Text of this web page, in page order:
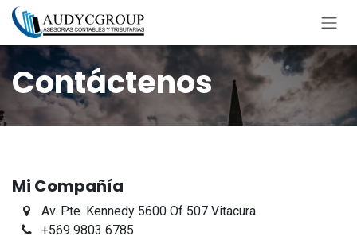
Ir al contenido
Contáctenos
Mi Compañía
Av. Pte. Kennedy 5600 Of 507 Vitacura
+569 9803 6785